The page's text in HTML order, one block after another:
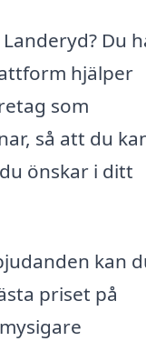
Du
hjälper
som
så att du
önskar i ditt
kan
priset på